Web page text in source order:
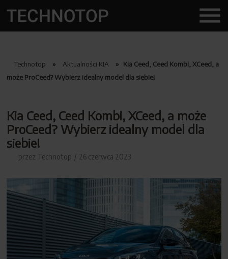
O nas
Nasze marki
KIA
MITSUBISHI
SUBARU
BOSCH
VOLVO
Blacharnia i lakiernia
Stacja kontroli pojazdów
Blog
Technotop » Aktualności KIA »
Kia Ceed, Ceed Kombi, XCeed, a
może ProCeed? Wybierz idealny model dla siebie!
Kia Ceed, Ceed Kombi, XCeed, a może
ProCeed? Wybierz idealny model dla
siebie!
przez Technotop 26 czerwca 2023